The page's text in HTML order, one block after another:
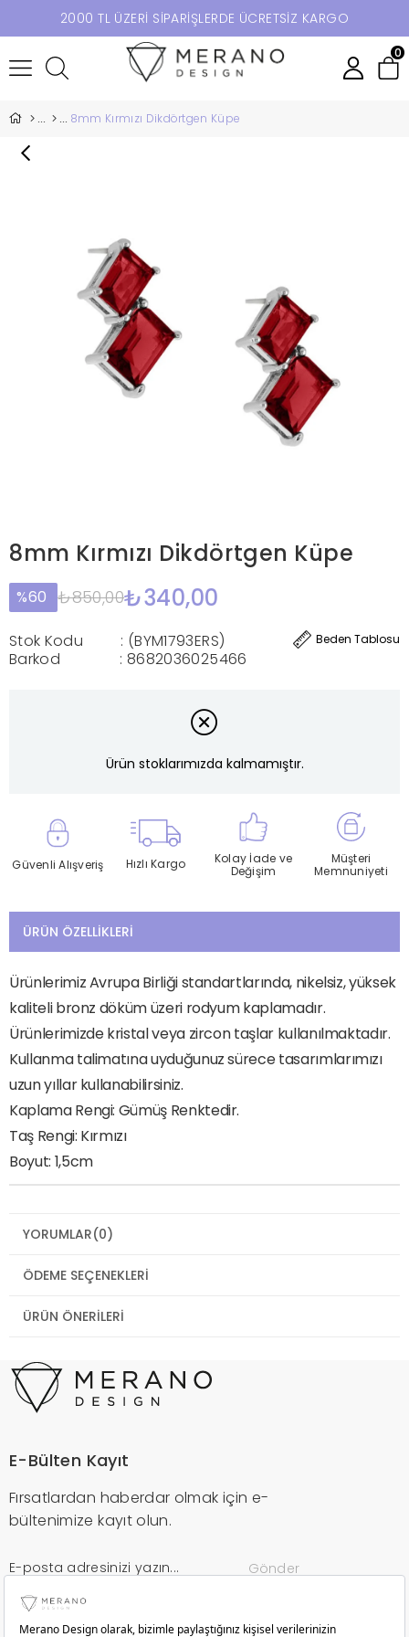
2000 TL ÜZERİ SİPARİŞLERDE ÜCRETSİZ KARGO
0
8mm Kırmızı Dikdörtgen Küpe
8mm Kırmızı Dikdörtgen Küpe
60 ₺850,00₺340,00
Beden Tablosu
Stok Kodu
(BYM1793ERS)
Barkod
: 8682036025466
Ürün stoklarımızda kalmamıştır.
Güvenli Alışveriş Hızlı Kargo
Kolay İade ve
Değişim
Müşteri
Memnuniyeti
ÜRÜN ÖZELLIKLERI
Ürünlerimiz Avrupa Birliği standartlarında, nikelsiz, yüksek
kaliteli bronz döküm üzeri rodyum kaplamadır.
Ürünlerimizde kristal veya zircon taşlar kullanılmaktadır.
Kullanma talimatına uyduğunuz sürece tasarımlarımızı
uzun yıllar kullanabilirsiniz.
Kaplama Rengi: Gümüş Renktedir.
Taş Rengi: Kırmızı
Boyut: 1,5cm
YORUMLAR(0)
ÖDEME SEÇENEKLERI
ÜRÜN ÖNERILERI
E-Bülten Kayıt
Fırsatlardan haberdar olmak için e-
bültenimize kayıt olun.
Gönder
Kurumsal